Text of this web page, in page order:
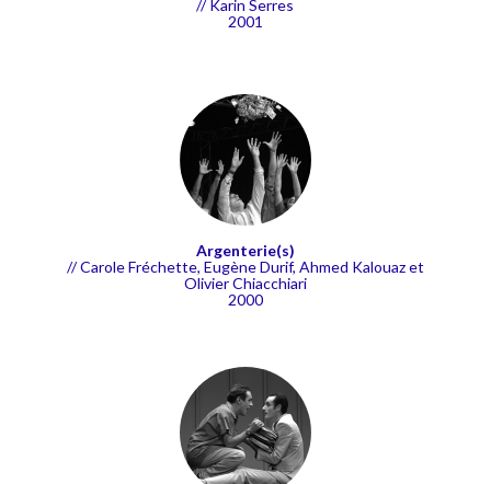
// Karin Serres
2001
Argenterie(s)
//Carole Fréchette, Eugène Durif, Ahmed Kalouaz et
Olivier Chiacchiari
2000